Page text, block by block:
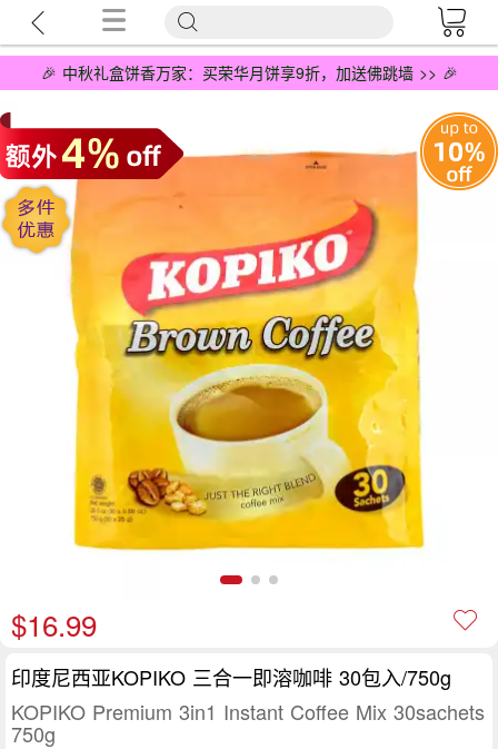
🎉 中秋礼盒饼香万家：买荣华月饼享9折，加送佛跳墙 >> 🎉
$16.99
印度尼西亚KOPIKO 三合一即溶咖啡 30包入/750g
KOPIKO Premium 3in1 Instant Coffee Mix 30sachets
750g